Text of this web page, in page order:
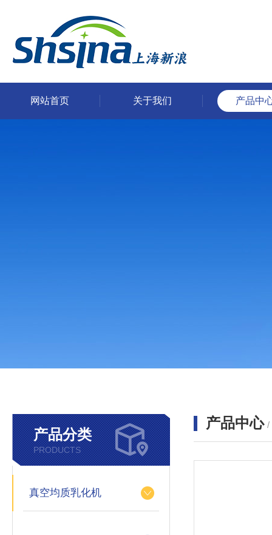
网站首页 关于我们 产品中
产品分类
PRODUCTS
真空均质乳化机
产品中心 /